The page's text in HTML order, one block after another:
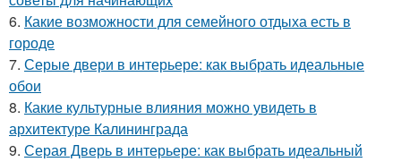
6. Какие возможности для семейного отдыха есть в
городе
7. Серые двери в интерьере: как выбрать идеальные
обои
8. Какие культурные влияния можно увидеть в
архитектуре Калининграда
9. Серая Дверь в интерьере: как выбрать идеальный